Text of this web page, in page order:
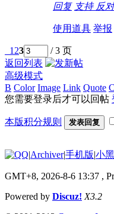
回复 支持 反对
使用道具 举报
1 23
/ 3 页
返回列表
高级模式
B Color Image Link Quote
您需要登录后才可以回帖
本版积分规则 发表回复
|Archiver|手机版|小
GMT+8, 2026-8-6 13:37 ,
Powered by Discuz! X3.2